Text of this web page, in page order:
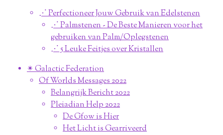
⋰ Perfectioneer Jouw Gebruik van Edelstenen
⋰ Palmstenen - De Beste Manieren voor het
gebruiken van Palm/Oplegstenen
⋰ 5 Leuke Feitjes over Kristallen
✴︎ Galactic Federation
Of Worlds Messages 2022
Belangrijk Bericht 2022
Pleiadian Help 2022
De Gfow is Hier
Het Licht is Gearriveerd